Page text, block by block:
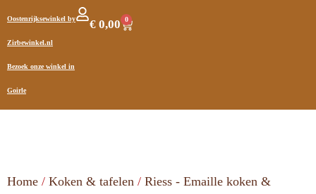
Oostenrijksewinkel by
Zirbewinkel.nl
Bezoek onze winkel in
Goirle
€ 0,00 0
Home / Koken & tafelen / Riess - Emaille koken &